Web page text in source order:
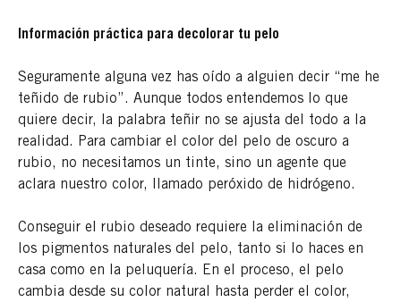
Información práctica para decolorar tu pelo
Seguramente alguna vez has oído a alguien decir “me he
teñido de rubio”. Aunque todos entendemos lo que
quiere decir, la palabra teñir no se ajusta del todo a la
realidad. Para cambiar el color del pelo de oscuro a
rubio, no necesitamos un tinte, sino un agente que
aclara nuestro color, llamado peróxido de hidrógeno.
Conseguir el rubio deseado requiere la eliminación de
los pigmentos naturales del pelo, tanto si lo haces en
casa como en la peluquería. En el proceso, el pelo
cambia desde su color natural hasta perder el color,